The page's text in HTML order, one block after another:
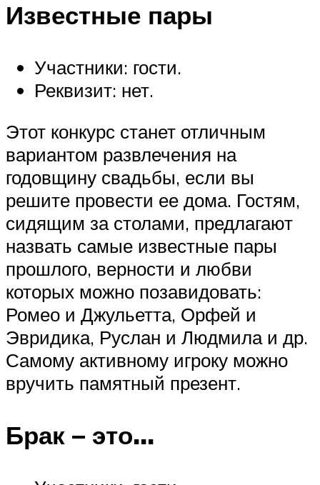
Известные пары
Участники: гости.
Реквизит: нет.
Этот конкурс станет отличным
вариантом развлечения на
годовщину свадьбы, если вы
решите провести ее дома. Гостям,
сидящим за столами, предлагают
назвать самые известные пары
прошлого, верности и любви
которых можно позавидовать:
Ромео и Джульетта, Орфей и
Эвридика, Руслан и Людмила и др.
Самому активному игроку можно
вручить памятный презент.
Брак – это…